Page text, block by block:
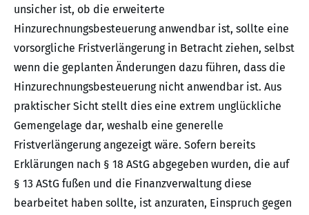
unsicher ist, ob die erweiterte
Hinzurechnungsbesteuerung anwendbar ist, sollte eine
vorsorgliche Fristverlängerung in Betracht ziehen, selbst
wenn die geplanten Änderungen dazu führen, dass die
Hinzurechnungsbesteuerung nicht anwendbar ist. Aus
praktischer Sicht stellt dies eine extrem unglückliche
Gemengelage dar, weshalb eine generelle
Fristverlängerung angezeigt wäre. Sofern bereits
Erklärungen nach § 18 AStG abgegeben wurden, die auf
§ 13 AStG fußen und die Finanzverwaltung diese
bearbeitet haben sollte, ist anzuraten, Einspruch gegen